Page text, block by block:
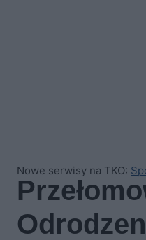
Nowe serwisy na TKO: